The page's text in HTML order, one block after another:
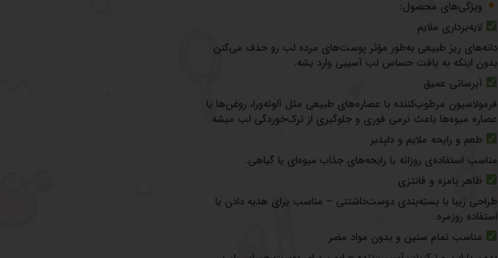
ویژگی‌های محصول:
لایه‌برداری ملایم
دانه‌های ریز طبیعی به‌طور مؤثر پوست‌های مرده لب رو حذف می‌کنن
بدون اینکه به بافت حساس لب آسیبی وارد بشه.
آبرسانی عمیق
فرمولاسیون مرطوب‌کننده با عصاره‌های طبیعی مثل آلوئه‌ورا، روغن‌ها یا
عصاره میوه‌ها باعث نرمی فوری و جلوگیری از ترک‌خوردگی لب میشه.
طعم و رایحه ملایم و دلپذیر
مناسب استفاده‌ی روزانه با رایحه‌های جذاب میوه‌ای یا گیاهی.
ظاهر بامزه و فانتزی
طراحی زیبا با بسته‌بندی دوست‌داشتنی – مناسب برای هدیه دادن یا
استفاده روزمره.
مناسب تمام سنین و بدون مواد مضر